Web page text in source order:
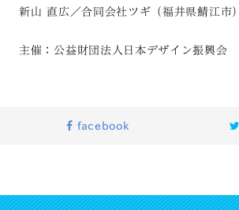
新山 直広／合同会社ツギ（福井県鯖江市）
主催：公益財団法人日本デザイン振興会
facebook